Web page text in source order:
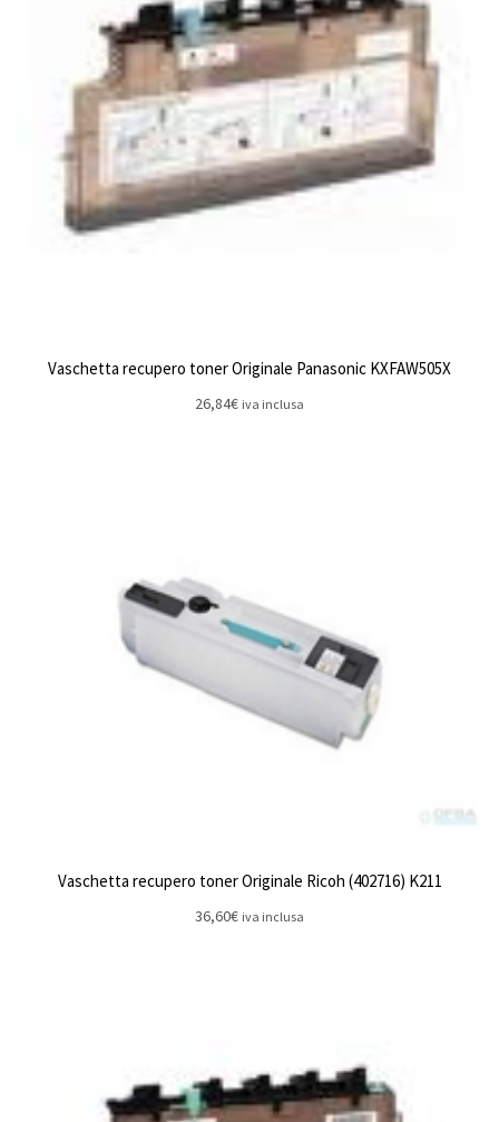
Vaschetta recupero toner Originale Panasonic KXFAW505X
26,84€ iva inclusa
Vaschetta recupero toner Originale Ricoh (402716) K211
36,60€ iva inclusa